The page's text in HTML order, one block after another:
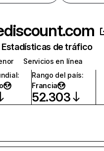
Estadísticas de tráfico
Servicios en línea
:
Rango del país:
Francia
52.303